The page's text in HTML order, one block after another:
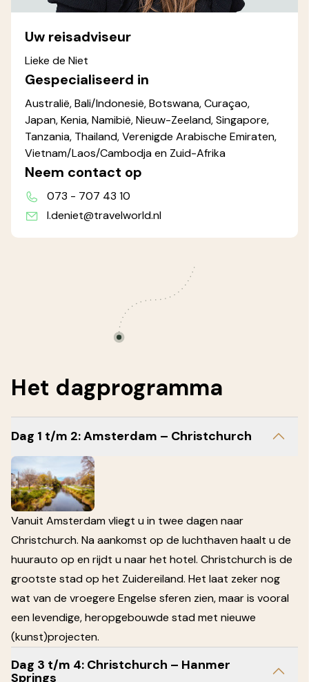
Uw reisadviseur
Lieke de Niet
Gespecialiseerd in
Australië, Bali/Indonesië, Botswana, Curaçao,
Japan, Kenia, Namibië, Nieuw-Zeeland, Singapore,
Tanzania, Thailand, Verenigde Arabische Emiraten,
Vietnam/Laos/Cambodja en Zuid-Afrika
Neem contact op
073 - 707 43 10
l.deniet@travelworld.nl
Het dagprogramma
Dag 1 t/m 2: Amsterdam – Christchurch
Vanuit Amsterdam vliegt u in twee dagen naar
Christchurch. Na aankomst op de luchthaven haalt u de
huurauto op en rijdt u naar het hotel. Christchurch is de
grootste stad op het Zuidereiland. Het laat zeker nog
wat van de vroegere Engelse sferen zien, maar is vooral
een levendige, heropgebouwde stad met nieuwe
(kunst)projecten.
Dag 3 t/m 4: Christchurch – Hanmer
Springs